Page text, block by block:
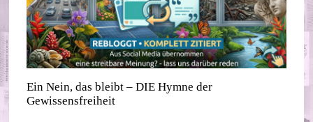
Ein Nein, das bleibt – DIE Hymne der
Gewissensfreiheit